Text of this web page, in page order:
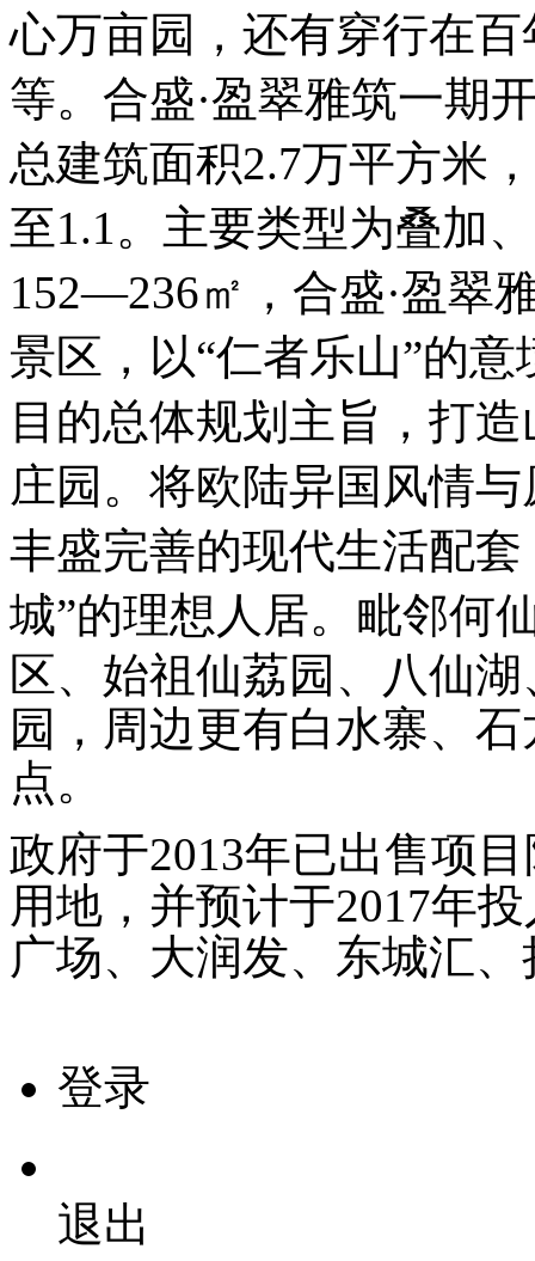
心万亩园，还有穿行在
等。合盛·盈翠雅筑一期
总建筑面积2.7万平方米
至1.1。主要类型为叠加
152—236㎡，合盛·盈翠
景区，以“仁者乐山”的
目的总体规划主旨，打
庄园。将欧陆异国风情
丰盛完善的现代生活配
城”的理想人居。毗邻何
区、始祖仙荔园、八仙
园，周边更有白水寨、
点。
政府于2013年已出售项
用地，并预计于2017年
广场、大润发、东城汇
登录
退出